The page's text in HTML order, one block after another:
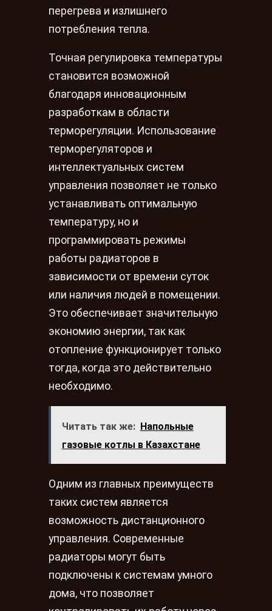
перегрева и излишнего
потребления тепла.
Точная регулировка температуры
становится возможной
благодаря инновационным
разработкам в области
терморегуляции. Использование
терморегуляторов и
интеллектуальных систем
управления позволяет не только
устанавливать оптимальную
температуру, но и
программировать режимы
работы радиаторов в
зависимости от времени суток
или наличия людей в помещении.
Это обеспечивает значительную
экономию энергии, так как
отопление функционирует только
тогда, когда это действительно
необходимо.
Читать так же: Напольные
газовые котлы в Казахстане
Одним из главных преимуществ
таких систем является
возможность дистанционного
управления. Современные
радиаторы могут быть
подключены к системам умного
дома, что позволяет